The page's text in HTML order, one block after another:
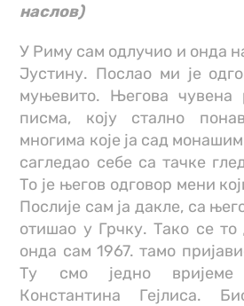
наслов)
У Риму сам одлучио и онда
Јустину. Послао ми је
муњевито. Његова чувена
писма, коју стално
многима које ја сад
сагледао себе са тачке
То је његов одговор мени
Послије сам ја дакле, са
отишао у Грчку. Тако се то
онда сам 1967. тамо
Ту смо једно вријеме
Константина Гејлиса.